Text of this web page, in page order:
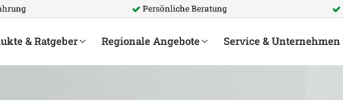
Persönliche Beratung
& Ratgeber Regionale Angebote Service & Unternehmen